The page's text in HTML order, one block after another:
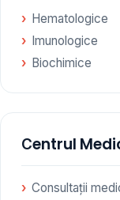
Hematologice
Imunologice
Biochimice
Сentrul
Consultații